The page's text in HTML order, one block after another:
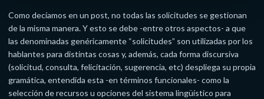
Como decíamos en un post, no todas las solicitudes se gestionan
de la misma manera. Y esto se debe -entre otros aspectos- a que
las denominadas genéricamente “solicitudes” son utilizadas por los
hablantes para distintas cosas y, además, cada forma discursiva
(solicitud, consulta, felicitación, sugerencia, etc) despliega su propia
gramática, entendida esta -en términos funcionales- como la
selección de recursos u opciones del sistema lingüístico para